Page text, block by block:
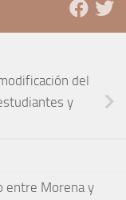
del
y
entre Morena y